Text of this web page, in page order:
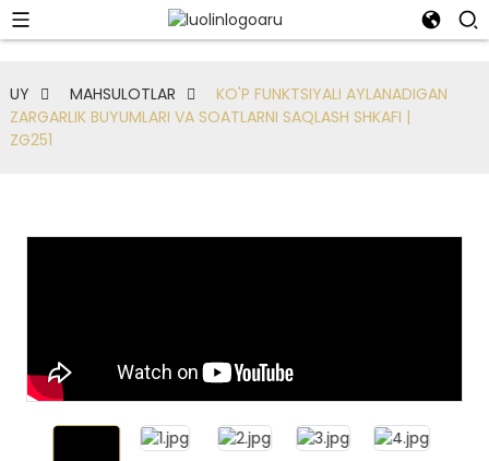
UY MAHSULOTLAR
KO'P FUNKTSIYALI AYLANADIGAN
ZARGARLIK BUYUMLARI VA SOATLARNI SAQLASH SHKAFI |
ZG251